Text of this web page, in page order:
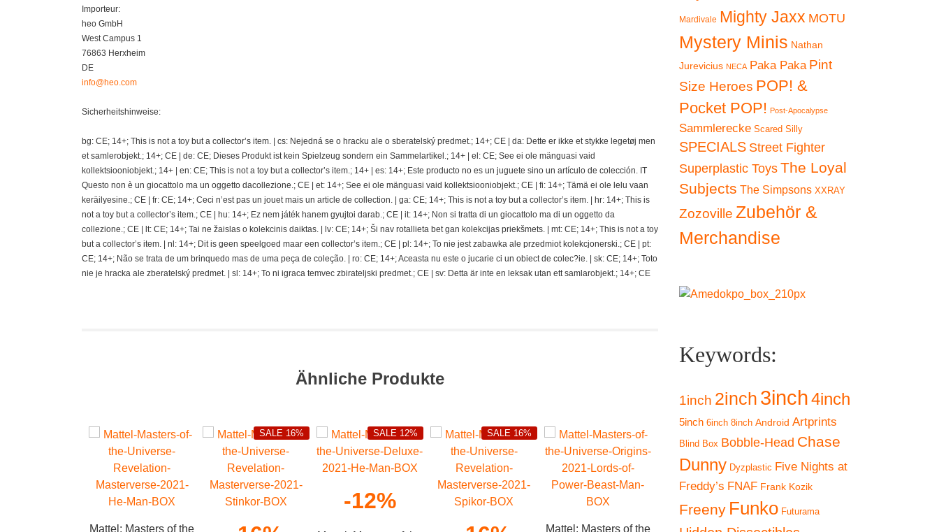
Importeur:
heo GmbH
West Campus 1
76863 Herxheim
DE
info@heo.com
Sicherheitshinweise:
bg: CE; 14+; This is not a toy but a collector’s item. | cs: Nejedná se o hracku ale o sberatelský predmet.; 14+; CE | da: Dette er ikke et stykke legetøj men
et samlerobjekt.; 14+; CE | de: CE; Dieses Produkt ist kein Spielzeug sondern ein Sammelartikel.; 14+ | el: CE; See ei ole mänguasi vaid
kollektsiooniobjekt.; 14+ | en: CE; This is not a toy but a collector’s item.; 14+ | es: 14+; Este producto no es un juguete sino un artículo de colección. IT
Questo non è un giocattolo ma un oggetto dacollezione.; CE | et: 14+; See ei ole mänguasi vaid kollektsiooniobjekt.; CE | fi: 14+; Tämä ei ole lelu vaan
keräilyesine.; CE | fr: CE; 14+; Ceci n’est pas un jouet mais un article de collection. | ga: CE; 14+; This is not a toy but a collector’s item. | hr: 14+; This is
not a toy but a collector’s item.; CE | hu: 14+; Ez nem játék hanem gyujtoi darab.; CE | it: 14+; Non si tratta di un giocattolo ma di un oggetto da
collezione.; CE | lt: CE; 14+; Tai ne žaislas o kolekcinis daiktas. | lv: CE; 14+; Ši nav rotallieta bet gan kolekcijas priekšmets. | mt: CE; 14+; This is not a toy
but a collector’s item. | nl: 14+; Dit is geen speelgoed maar een collector’s item.; CE | pl: 14+; To nie jest zabawka ale przedmiot kolekcjonerski.; CE | pt:
CE; 14+; Não se trata de um brinquedo mas de uma peça de coleção. | ro: CE; 14+; Aceasta nu este o jucarie ci un obiect de colec?ie. | sk: CE; 14+; Toto
nie je hracka ale zberatelský predmet. | sl: 14+; To ni igraca temvec zbirateljski predmet.; CE | sv: Detta är inte en leksak utan ett samlarobjekt.; 14+; CE
Ähnliche Produkte
Mattel: Masters of the
SALE 16%
-12%
SALE 12% SALE 16%
Mattel: Masters of the
Mattel: Masters of the
Funko Pocket POP!
Masters of the
Mardivale Mighty Jaxx MOTU
Mystery Minis Nathan
Jurevicius NECA Paka Paka Pint
Size Heroes POP! &
Pocket POP! Post-Apocalypse
Sammlerecke Scared Silly
SPECIALS Street Fighter
Superplastic ToysThe Loyal
Subjects The Simpsons XXRAY
Zozoville Zubehör &
Merchandise
Keywords:
1inch 2inch 3inch4inch
5inch 6inch 8inch Android Artprints
Blind Box Bobble-Head Chase
Dunny Dyzplastic Five Nights at
Freddy’s FNAF Frank Kozik
Freeny Funko Futurama